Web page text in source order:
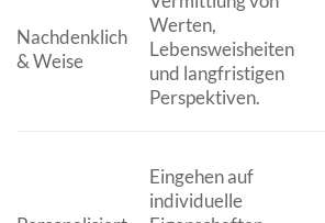
Nachdenklich
& Weise
Werten,
Lebensweisheiten
und langfristigen
Perspektiven.
Eingehen auf
individuelle